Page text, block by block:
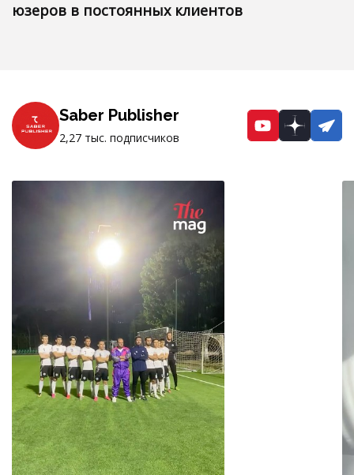
юзеров в постоянных клиентов
Saber Publisher
2,27 тыс. подписчиков
YouTubeDzen